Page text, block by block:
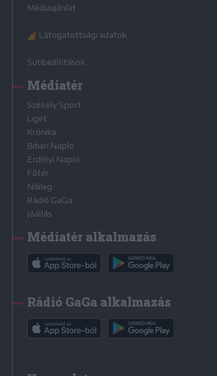
Médiaajánlat
Látogatottsági adatok
Sütibeállítások
Médiatér
Székely Sport
Liget
Krónika
Bihari Napló
Erdélyi Napló
Főtér
Nőileg
Rádió GaGa
Jóállás
Médiatér alkalmazás
Rádió GaGa alkalmazás